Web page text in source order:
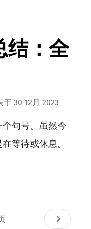
结：全
于 30 12月 2023
句号。虽然今
等待或休息。